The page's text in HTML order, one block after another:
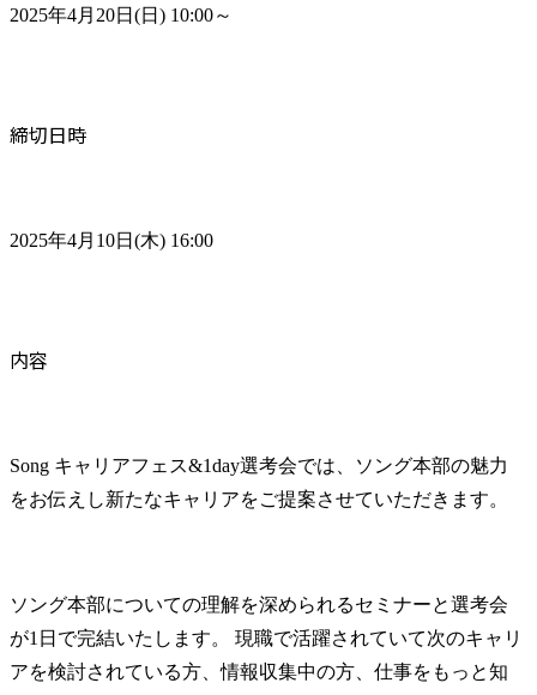
2025年4月20日(日) 10:00～
締切日時
2025年4月10日(木) 16:00
内容
Song キャリアフェス&1day選考会では、ソング本部の魅力
をお伝えし新たなキャリアをご提案させていただきます。
ソング本部についての理解を深められるセミナーと選考会
が1日で完結いたします。 現職で活躍されていて次のキャリ
アを検討されている方、情報収集中の方、仕事をもっと知